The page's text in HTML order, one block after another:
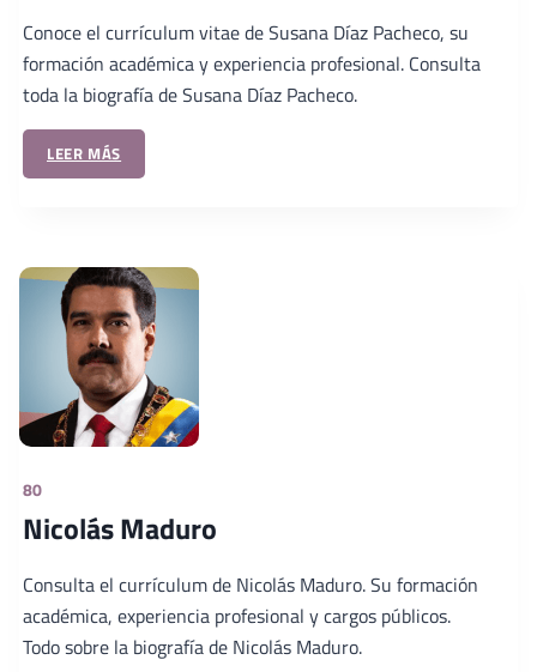
Conoce el currículum vitae de Susana Díaz Pacheco, su
formación académica y experiencia profesional. Consulta
toda la biografía de Susana Díaz Pacheco.
LEER MÁS
80
Nicolás Maduro
Consulta el currículum de Nicolás Maduro. Su formación
académica, experiencia profesional y cargos públicos.
Todo sobre la biografía de Nicolás Maduro.